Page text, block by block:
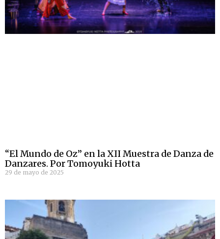
“El Mundo de Oz” en la XII Muestra de Danza de
Danzares. Por Tomoyuki Hotta
29 de mayo de 2025